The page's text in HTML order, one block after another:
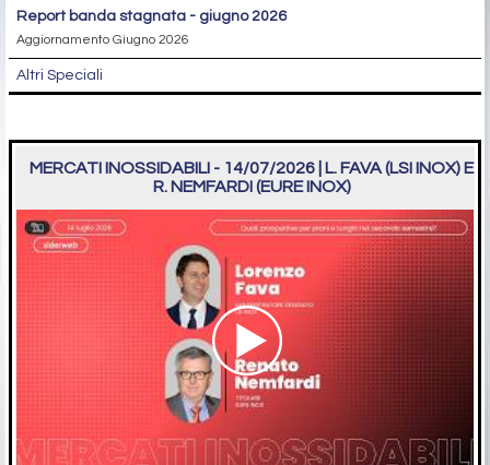
report banda stagnata - giugno 2026
Aggiornamento Giugno 2026
Altri Speciali
MERCATI INOSSIDABILI - 14/07/2026 | L. FAVA (LSI INOX) E
R. NEMFARDI (EURE INOX)